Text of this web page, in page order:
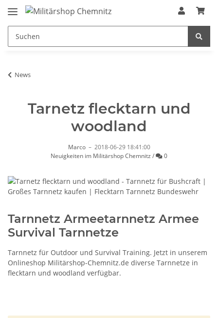
News
Tarnetz flecktarn und
woodland
Marco– 2018-06-29 18:41:00
Neuigkeiten im Militärshop Chemnitz / Kommentare
0
Tarnnetz Armeetarnnetz Armee
Survival Tarnnetze
Tarnnetz für Outdoor und Survival Training. Jetzt in unserem
Onlineshop Militärshop-Chemnitz.de diverse Tarnnetze in
flecktarn und woodland verfügbar.